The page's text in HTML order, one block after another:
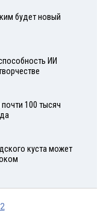
будет новый
ИИ
100 тысяч
куста может